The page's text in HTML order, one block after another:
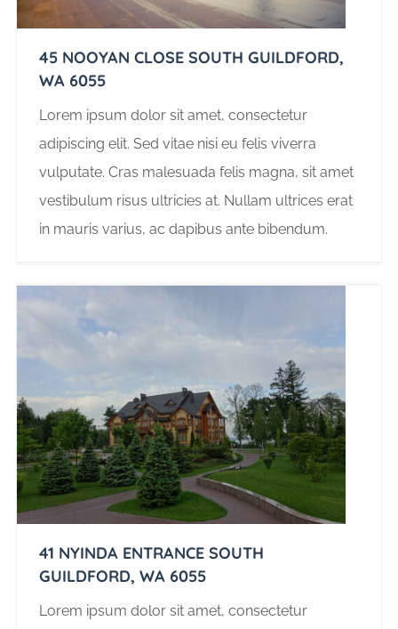
45 NOOYAN CLOSE SOUTH GUILDFORD,
WA 6055
Lorem ipsum dolor sit amet, consectetur
adipiscing elit. Sed vitae nisi eu felis viverra
vulputate. Cras malesuada felis magna, sit amet
vestibulum risus ultricies at. Nullam ultrices erat
in mauris varius, ac dapibus ante bibendum.
41 NYINDA ENTRANCE SOUTH
GUILDFORD, WA 6055
Lorem ipsum dolor sit amet, consectetur